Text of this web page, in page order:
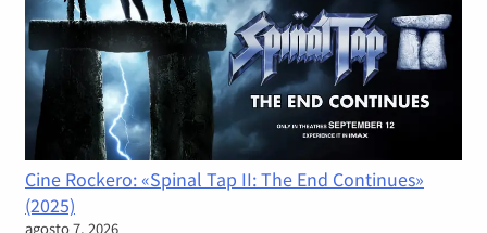
Cine Rockero: «Spinal Tap II: The End Continues»
(2025)
agosto 7, 2026